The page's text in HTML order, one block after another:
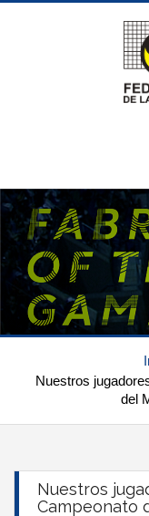
Nuestros
del
Nuestros
Campeonato